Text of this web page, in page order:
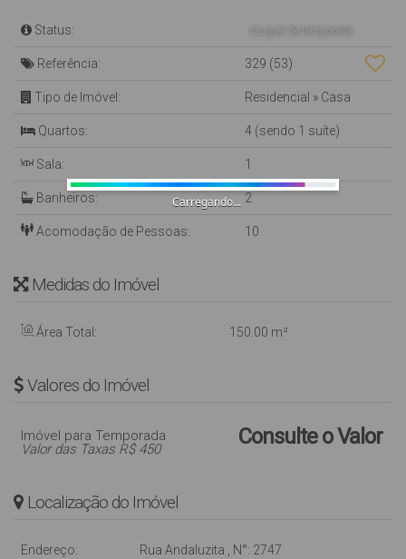
Status:
Referência: 329 (53)
Tipo de Imóvel: Residencial » Casa
Quartos: 4 (sendo 1 suíte)
Sala: 1
Banheiros: 2
Acomodação de Pessoas: 10
Medidas do Imóvel
Área Total: 150.00 m²
Valores do Imóvel
Consulte o Valor
Imóvel para Temporada
Valor das Taxas R$ 450
Localização do Imóvel
Endereço: Rua Andaluzita , N°: 2747
Carregando...